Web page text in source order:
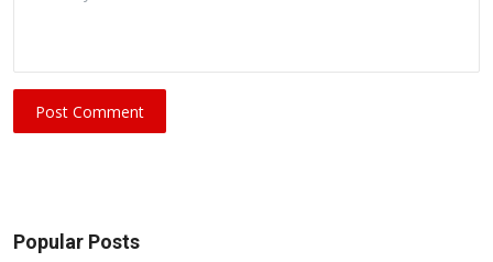
Post Comment
Popular Posts